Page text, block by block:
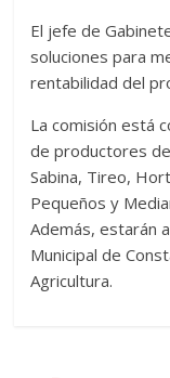
El jefe de
soluciones para
rentabilidad del
La comisión está
de productores
Sabina, Tireo,
Pequeños y
Además, estarán
Municipal de
Agricultura.